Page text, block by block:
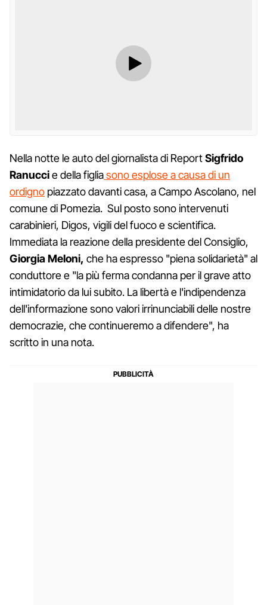
Nella notte le auto del giornalista di ReportSigfrido
Ranuccie della figliasono esplose a causa di un
ordigno piazzato davanti casa, a Campo Ascolano, nel
comune di Pomezia. Sul posto sono intervenuti
carabinieri, Digos, vigili del fuoco e scientifica.
Immediata la reazione della presidente del Consiglio,
Giorgia Meloni, che ha espresso "piena solidarietà" al
conduttore e "la più ferma condanna per il grave atto
intimidatorio da lui subito. La libertà e l'indipendenza
dell'informazione sono valori irrinunciabili delle nostre
democrazie, che continueremo a difendere", ha
scritto in una nota.